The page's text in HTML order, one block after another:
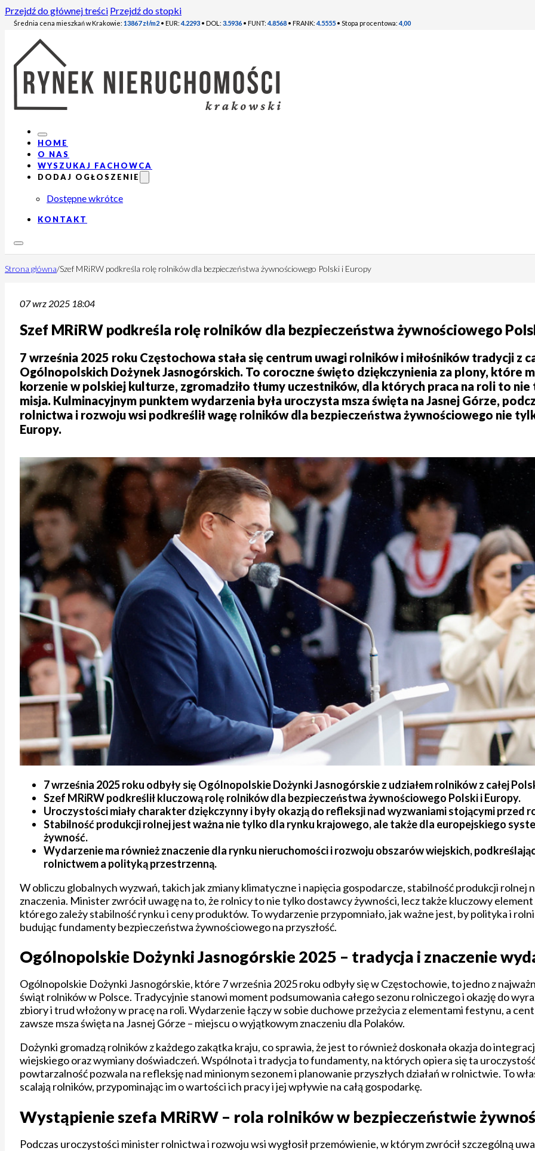
Przejdź do głównej treści Przejdź do stopki
Średnia cena mieszkań w Krakowie: 13867 zł/m2 • EUR: 4.2293 • DOL: 3.5936 • FUNT: 4.8568 • FRANK: 4.5555 • Stopa procentowa: 4,00
HOME
O NAS
WYSZUKAJ FACHOWCA
DODAJ OGŁOSZENIE
Dostępne wkrótce
KONTAKT
Strona główna/Szef MRiRW podkreśla rolę rolników dla bezpieczeństwa żywnościowego Polski i Europy
07 wrz 2025 18:04
Szef MRiRW podkreśla rolę rolników dla bezpieczeństwa żywnościowego
7 września 2025 roku Częstochowa stała się centrum uwagi rolników i miłośników tradycji z
Ogólnopolskich Dożynek Jasnogórskich. To coroczne święto dziękczynienia za plony, które
korzenie w polskiej kulturze, zgromadziło tłumy uczestników, dla których praca na roli to
misja. Kulminacyjnym punktem wydarzenia była uroczysta msza święta na Jasnej Górze,
rolnictwa i rozwoju wsi podkreślił wagę rolników dla bezpieczeństwa żywnościowego nie
Europy.
7 września 2025 roku odbyły się Ogólnopolskie Dożynki Jasnogórskie z udziałem rolników z całej
Szef MRiRW podkreślił kluczową rolę rolników dla bezpieczeństwa żywnościowego Polski i Europy.
Uroczystości miały charakter dziękczynny i były okazją do refleksji nad wyzwaniami stojącymi przed
Stabilność produkcji rolnej jest ważna nie tylko dla rynku krajowego, ale także dla europejskiego
żywność.
Wydarzenie ma również znaczenie dla rynku nieruchomości i rozwoju obszarów wiejskich,
rolnictwem a polityką przestrzenną.
W obliczu globalnych wyzwań, takich jak zmiany klimatyczne i napięcia gospodarcze, stabilność produkcji rolnej
znaczenia. Minister zwrócił uwagę na to, że rolnicy to nie tylko dostawcy żywności, lecz także kluczowy element
którego zależy stabilność rynku i ceny produktów. To wydarzenie przypomniało, jak ważne jest, by polityka i
budując fundamenty bezpieczeństwa żywnościowego na przyszłość.
Ogólnopolskie Dożynki Jasnogórskie 2025 – tradycja i znaczenie
Ogólnopolskie Dożynki Jasnogórskie, które 7 września 2025 roku odbyły się w Częstochowie, to jedno z
świąt rolników w Polsce. Tradycyjnie stanowi moment podsumowania całego sezonu rolniczego i okazję do
zbiory i trud włożony w pracę na roli. Wydarzenie łączy w sobie duchowe przeżycia z elementami festynu, a
zawsze msza święta na Jasnej Górze – miejscu o wyjątkowym znaczeniu dla Polaków.
Dożynki gromadzą rolników z każdego zakątka kraju, co sprawia, że jest to również doskonała okazja do
wiejskiego oraz wymiany doświadczeń. Wspólnota i tradycja to fundamenty, na których opiera się ta
powtarzalność pozwala na refleksję nad minionym sezonem i planowanie przyszłych działań w rolnictwie. To
scalają rolników, przypominając im o wartości ich pracy i jej wpływie na całą gospodarkę.
Wystąpienie szefa MRiRW – rola rolników w bezpieczeństwie
Podczas uroczystości minister rolnictwa i rozwoju wsi wygłosił przemówienie, w którym zwrócił szczególną